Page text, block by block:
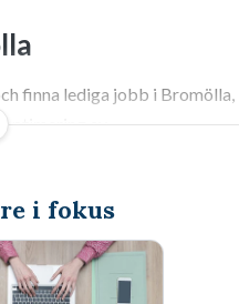
finna lediga jobb i Bromölla,
av
utforska en arbetsmarknad
och nya möjligheter.
i fokus